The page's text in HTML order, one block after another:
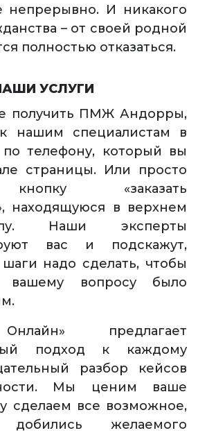
непрерывно. И никакого
– от своей родной
полностью отказаться.
УСЛУГИ
получить ПМЖ Андорры,
нашим специалистам в
телефону, который вы
страницы. Или просто
«заказать
находящуюся в верхнем
Наши эксперты
вас и подскажут,
надо сделать, чтобы
вопросу было
предлагает
подход к каждому
разбор кейсов
Мы ценим ваше
сделаем все возможное,
желаемого